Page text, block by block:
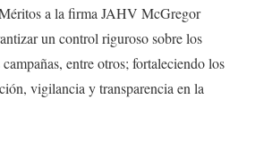
a la firma JAHV McGregor
un control riguroso sobre los
entre otros; fortaleciendo los
vigilancia y transparencia en la